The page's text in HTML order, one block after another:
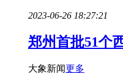
2023-06-26 18:27:21
郑州首批51个
大象新闻更多